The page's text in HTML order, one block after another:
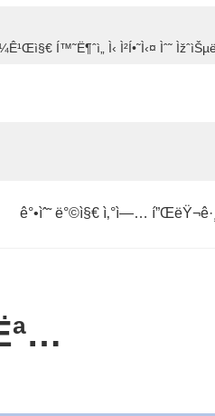
Í™˜ë¶ˆì„ Ì‹ Ì²­í•˜ì‹¤ Ìˆ˜
ê°•ìˆ˜ ë°©ì§€ ì‚°ì—…